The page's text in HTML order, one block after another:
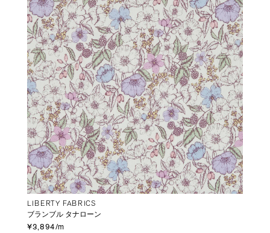
LIBERTY FABRICS
ブランブル タナローン
¥3,894/m